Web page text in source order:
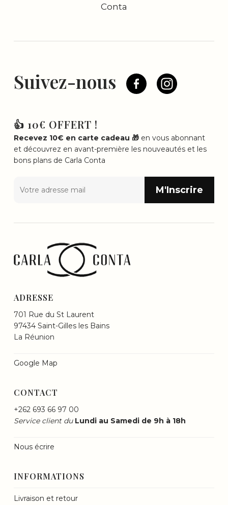
Conta
Suivez-nous
👍 10€ OFFERT !
Recevez 10€ en carte cadeau 🎁en vous abonnant
et découvrez en avant-première les nouveautés et les
bons plans de Carla Conta
ADRESSE
701 Rue du St Laurent
97434 Saint-Gilles les Bains
La Réunion
Google Map
CONTACT
+262 693 66 97 00
Service client du Lundi au Samedi de 9h à 18h
Nous écrire
INFORMATIONS
Livraison et retour